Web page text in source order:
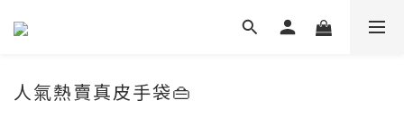
人氣熱賣真皮手袋👜